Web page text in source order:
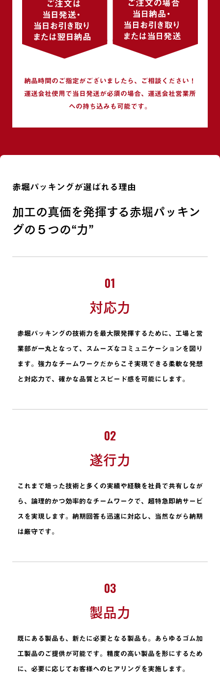
納品時間のご指定がございましたら、ご相談ください！
運送会社使用で当日発送が必須の場合、運送会社営業所
への持ち込みも可能です。
赤堀パッキングが選ばれる理由
加工の真価を発揮する赤堀パッキン
グの５つの“力”
01
対応力
赤堀パッキングの技術力を最大限発揮するために、工場と営
業部が一丸となって、スムーズなコミュニケーションを図り
ます。強力なチームワークだからこそ実現できる柔軟な発想
と対応力で、確かな品質とスピード感を可能にします。
02
遂行力
これまで培った技術と多くの実績や経験を社員で共有しなが
ら、論理的かつ効率的なチームワークで、超特急即納サービ
スを実現します。納期回答も迅速に対応し、当然ながら納期
は厳守です。
03
製品力
既にある製品も、新たに必要となる製品も。あらゆるゴム加
工製品のご提供が可能です。精度の高い製品を形にするため
に、必要に応じてお客様へのヒアリングを実施します。